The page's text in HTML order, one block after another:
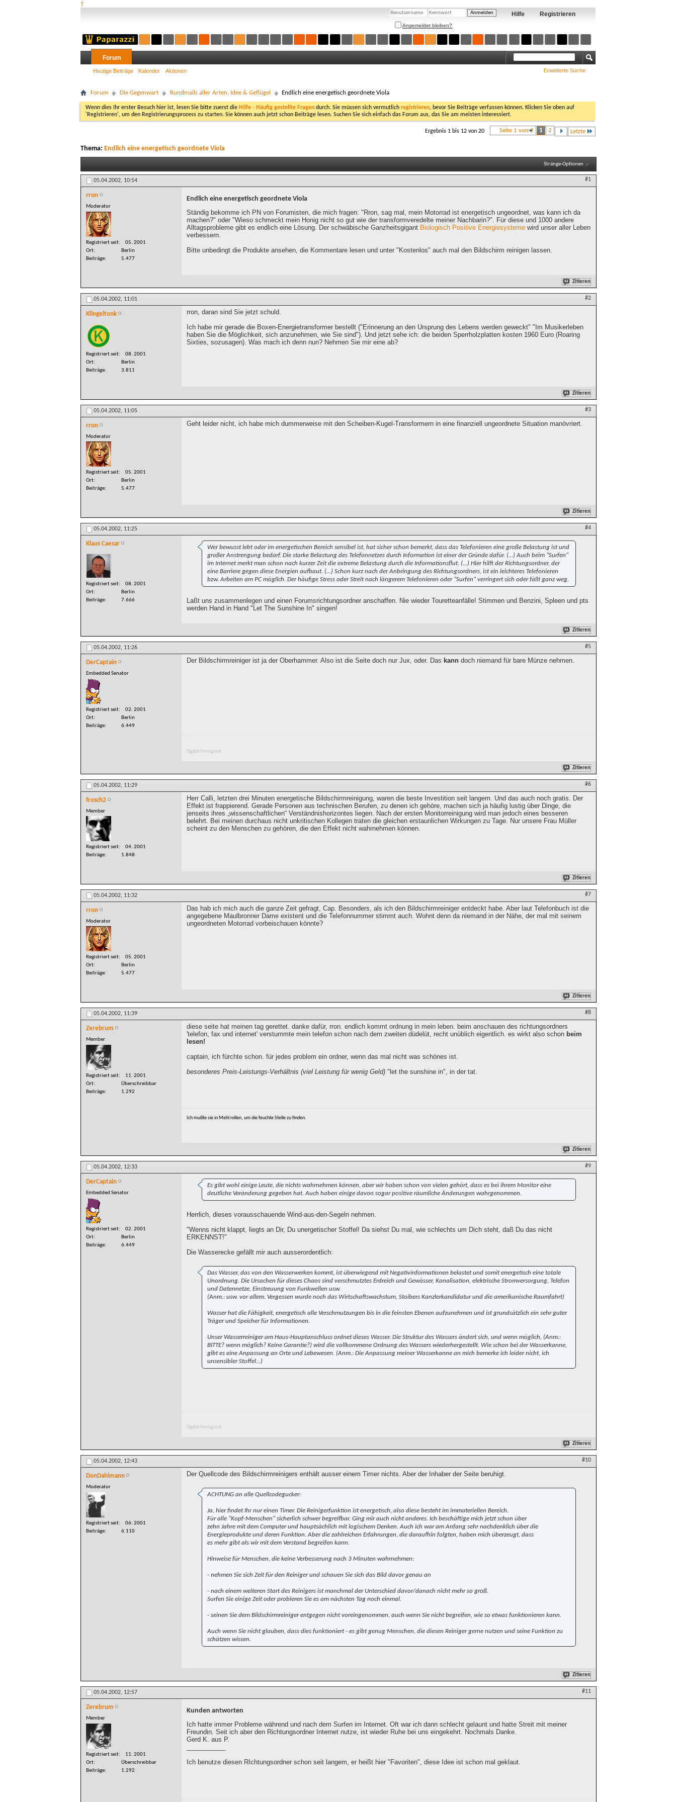
†
Registrieren
Hilfe
Angemeldet bleiben?
Forum
Heutige Beiträge Kalender Aktionen Erweiterte Suche
Forum Die Gegenwart Rundmails aller Arten, Idee & Geflügel Endlich eine energetisch geordnete Viola
Wenn dies Ihr erster Besuch hier ist, lesen Sie bitte zuerst die Hilfe - Häufig gestellte Fragen durch. Sie müssen sich vermutlich registrieren, bevor Sie Beiträge verfassen können. Klicken Sie oben auf
'Registrieren', um den Registrierungsprozess zu starten. Sie können auch jetzt schon Beiträge lesen. Suchen Sie sich einfach das Forum aus, das Sie am meisten interessiert.
Seite 1 von 2 1 2 Letzte
Ergebnis 1 bis 12 von 20
Thema: Endlich eine energetisch geordnete Viola
Stränge-Optionen
05.04.2002, 10:54 #1
rron
Moderator
Registriert seit
05. 2001
Ort
Berlin
Beiträge
5.477
Endlich eine energetisch geordnete Viola
Ständig bekomme ich PN von Forumisten, die mich fragen: "Rron, sag mal, mein Motorrad ist energetisch ungeordnet, was kann ich da
machen?" oder "Wieso schmeckt mein Honig nicht so gut wie der transformveredelte meiner Nachbarin?". Für diese und 1000 andere
Alltagsprobleme gibt es endlich eine Lösung. Der schwäbische Ganzheitsgigant Biologisch Positive Energiesysteme wird unser aller Leben
verbessern.
Bitte unbedingt die Produkte ansehen, die Kommentare lesen und unter "Kostenlos" auch mal den Bildschirm reinigen lassen.
Zitieren
05.04.2002, 11:01 #2
Klingeltonk
Registriert seit
08. 2001
Ort
Berlin
Beiträge
3.811
rron, daran sind Sie jetzt schuld.
Ich habe mir gerade die Boxen-Energietransformer bestellt ("Erinnerung an den Ursprung des Lebens werden geweckt" "Im Musikerleben
haben Sie die Möglichkeit, sich anzunehmen, wie Sie sind"). Und jetzt sehe ich: die beiden Sperrholzplatten kosten 1960 Euro (Roaring
Sixties, sozusagen). Was mach ich denn nun? Nehmen Sie mir eine ab?
Zitieren
05.04.2002, 11:05 #3
rron
Moderator
Registriert seit
05. 2001
Ort
Berlin
Beiträge
5.477
Geht leider nicht, ich habe mich dummerweise mit den Scheiben-Kugel-Transformern in eine finanziell ungeordnete Situation manövriert.
Zitieren
05.04.2002, 11:25 #4
Klaus Caesar
Registriert seit
08. 2001
Ort
Berlin
Beiträge
7.666
Wer bewusst lebt oder im energetischen Bereich sensibel ist, hat sicher schon bemerkt, dass das Telefonieren eine große Belastung ist und
großer Anstrengung bedarf. Die starke Belastung des Telefonnetzes durch Information ist einer der Gründe dafür. (...) Auch beim "Surfen"
im Internet merkt man schon nach kurzer Zeit die extreme Belastung durch die Informationsflut. (...) Hier hilft der Richtungsordner, der
eine Barriere gegen diese Energien aufbaut. (...) Schon kurz nach der Anbringung des Richtungsordners, ist ein leichteres Telefonieren
bzw. Arbeiten am PC möglich. Der häufige Stress oder Streit nach längerem Telefonieren oder "Surfen" verringert sich oder fällt ganz weg.
Laßt uns zusammenlegen und einen Forumsrichtungsordner anschaffen. Nie wieder Touretteanfälle! Stimmen und Benzini, Spleen und pts
werden Hand in Hand "Let The Sunshine In" singen!
Zitieren
05.04.2002, 11:26 #5
DerCaptain
Embedded Senator
Registriert seit
02. 2001
Ort
Berlin
Beiträge
6.449
Der Bildschirmreiniger ist ja der Oberhammer. Also ist die Seite doch nur Jux, oder. Das kann doch niemand für bare Münze nehmen.
Digital Immigrant
Zitieren
05.04.2002, 11:29 #6
frosch2
Member
Registriert seit
04. 2001
Beiträge
1.848
Herr Calli, letzten drei Minuten energetische Bildschirmreinigung, waren die beste Investition seit langem. Und das auch noch gratis. Der
Effekt ist frappierend. Gerade Personen aus technischen Berufen, zu denen ich gehöre, machen sich ja häufig lustig über Dinge, die
jenseits ihres „wissenschaftlichen“ Verständnishorizontes liegen. Nach der ersten Monitorreinigung wird man jedoch eines besseren
belehrt. Bei meinen durchaus nicht unkritischen Kollegen traten die gleichen erstaunlichen Wirkungen zu Tage. Nur unsere Frau Müller
scheint zu den Menschen zu gehören, die den Effekt nicht wahrnehmen können.
Zitieren
05.04.2002, 11:32 #7
rron
Moderator
Registriert seit
05. 2001
Ort
Berlin
Beiträge
5.477
Das hab ich mich auch die ganze Zeit gefragt, Cap. Besonders, als ich den Bildschirmreiniger entdeckt habe. Aber laut Telefonbuch ist die
angegebene Maulbronner Dame existent und die Telefonnummer stimmt auch. Wohnt denn da niemand in der Nähe, der mal mit seinem
ungeordneten Motorrad vorbeischauen könnte?
Zitieren
05.04.2002, 11:39 #8
Zerebrum
Member
Registriert seit
11. 2001
Ort
Überschreibbar
Beiträge
1.292
diese seite hat meinen tag gerettet. danke dafür, rron. endlich kommt ordnung in mein leben. beim anschauen des richtungsordners
'telefon, fax und internet' verstummte mein telefon schon nach dem zweiten düdelüt, recht unüblich eigentlich. es wirkt also schon beim
lesen!
captain, ich fürchte schon. für jedes problem ein ordner, wenn das mal nicht was schönes ist.
besonderes Preis-Leistungs-Verhältnis (viel Leistung für wenig Geld) "let the sunshine in", in der tat.
Ich mußte sie in Mehl rollen, um die feuchte Stelle zu finden.
Zitieren
05.04.2002, 12:33 #9
DerCaptain
Embedded Senator
Registriert seit
02. 2001
Ort
Berlin
Beiträge
6.449
Es gibt wohl einige Leute, die nichts wahrnehmen können, aber wir haben schon von vielen gehört, dass es bei ihrem Monitor eine
deutliche Veränderung gegeben hat. Auch haben einige davon sogar positive räumliche Änderungen wahrgenommen.
Herrlich, dieses vorausschauende Wind-aus-den-Segeln nehmen.
"Wenns nicht klappt, liegts an Dir, Du unergetischer Stoffel! Da siehst Du mal, wie schlechts um Dich steht, daß Du das nicht
ERKENNST!"
Die Wasserecke gefällt mir auch ausserordentlich:
Das Wasser, das von den Wasserwerken kommt, ist überwiegend mit Negativinformationen belastet und somit energetisch eine totale
Unordnung. Die Ursachen für dieses Chaos sind verschmutztes Erdreich und Gewässer, Kanalisation, elektrische Stromversorgung, Telefon
und Datennetze, Einstreuung von Funkwellen usw.
(Anm.: usw. vor allem. Vergessen wurde noch das Wirtschaftswachstum, Stoibers Kanzlerkandidatur und die amerikanische Raumfahrt)
Wasser hat die Fähigkeit, energetisch alle Verschmutzungen bis in die feinsten Ebenen aufzunehmen und ist grundsätzlich ein sehr guter
Träger und Speicher für Informationen.
Unser Wasserreiniger am Haus-Hauptanschluss ordnet dieses Wasser. Die Struktur des Wassers ändert sich, und wenn möglich, (Anm.:
BITTE? wenn möglich? Keine Garantie?) wird die vollkommene Ordnung des Wassers wiederhergestellt. Wie schon bei der Wasserkanne,
gibt es eine Anpassung an Orte und Lebewesen. (Anm.: Die Anpassung meiner Wasserkanne an mich bemerke ich leider nicht, ich
unsensibler Stoffel...)
Digital Immigrant
Zitieren
05.04.2002, 12:43 #10
DonDahlmann
Moderator
Registriert seit
06. 2001
Beiträge
6.110
Der Quellcode des Bildschirmreinigers enthält ausser einem Timer nichts. Aber der Inhaber der Seite beruhigt.
ACHTUNG an alle Quellcodegucker:
Ja, hier findet Ihr nur einen Timer. Die Reinigerfunktion ist energetisch, also diese besteht im immateriellen Bereich.
Für alle "Kopf-Menschen" sicherlich schwer begreifbar. Ging mir auch nicht anderes. Ich beschäftige mich jetzt schon über
zehn Jahre mit dem Computer und hauptsächlich mit logischem Denken. Auch ich war am Anfang sehr nachdenklich über die
Energieprodukte und deren Funktion. Aber die zahlreichen Erfahrungen, die daraufhin folgten, haben mich überzeugt, dass
es mehr gibt als wir mit dem Verstand begreifen kann.
Hinweise für Menschen, die keine Verbesserung nach 3 Minuten wahrnehmen:
- nehmen Sie sich Zeit für den Reiniger und schauen Sie sich das Bild davor genau an
- nach einem weiteren Start des Reinigers ist manchmal der Unterschied davor/danach nicht mehr so groß.
Surfen Sie einige Zeit oder probieren Sie es am nächsten Tag noch einmal.
- seinen Sie dem Bildschirmreiniger entgegen nicht voreingenommen, auch wenn Sie nicht begreifen, wie so etwas funktionieren kann.
Auch wenn Sie nicht glauben, dass dies funktioniert - es gibt genug Menschen, die diesen Reiniger gerne nutzen und seine Funktion zu
schätzen wissen.
Zitieren
05.04.2002, 12:57 #11
Zerebrum
Member
Registriert seit
11. 2001
Ort
Überschreibbar
Beiträge
1.292
Kunden antworten
Ich hatte immer Probleme während und nach dem Surfen im Internet. Oft war ich dann schlecht gelaunt und hatte Streit mit meiner
Freundin. Seit ich aber den Richtungsordner Internet nutze, ist wieder Ruhe bei uns eingekehrt. Nochmals Danke.
Gerd K. aus P.
Ich benutze diesen RIchtungsordner schon seit langem, er heißt hier "Favoriten", diese Idee ist schon mal geklaut.